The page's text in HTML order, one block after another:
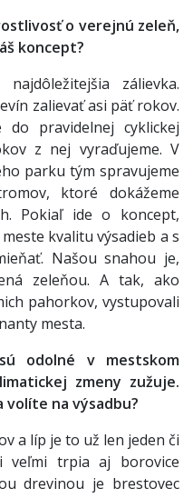
o verejnú zeleň,
koncept?
zálievka.
zalievať asi päť rokov.
do pravidelnej cyklickej
z nej vyraďujeme. V
parku tým spravujeme
ktoré dokážeme
Pokiaľ ide o koncept,
kvalitu výsadieb a s
Našou snahou je,
zeleňou. A tak, ako
pahorkov, vystupovali
mesta.
odolné v mestskom
zmeny zužuje.
na výsadbu?
a líp je to už len jeden či
veľmi trpia aj borovice
drevinou je brestovec